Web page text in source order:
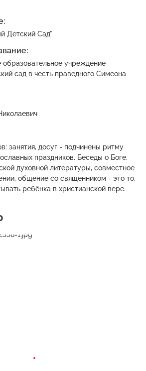
Детский Сад"
образовательное учреждение
сад в честь праведного Симеона
занятия, досуг - подчинены ритму
праздников. Беседы о Боге,
духовной литературы, совместное
общение со священником - это то,
ребёнка в христианской вере.